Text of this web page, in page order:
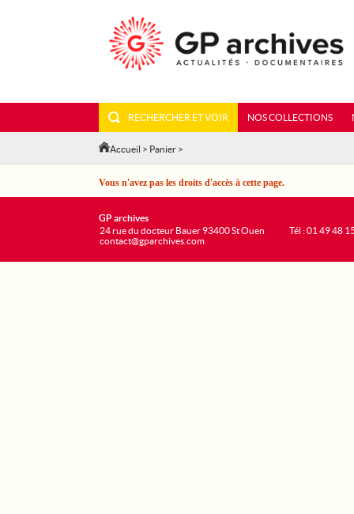
RECHERCHER ET VOIR NOS COLLECTIONS
Accueil > Panier >
Vous n'avez pas les droits d'accès à cette page.
GP archives
24 rue du docteur Bauer 93400 St Ouen
contact@gparchives.com
Tél : 01 49 48